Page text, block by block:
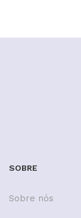
SOBRE
Sobre nós